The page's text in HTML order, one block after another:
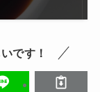
です！